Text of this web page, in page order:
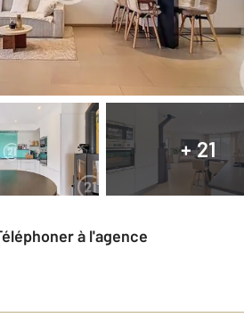
+ 21
Téléphoner à l'agence